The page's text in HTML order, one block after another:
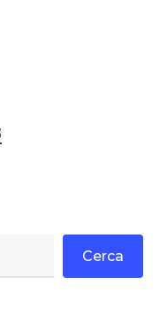
Cerca